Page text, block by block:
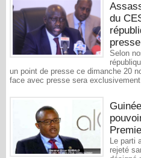
du
Selon
un point de presse ce dimanche 20
face avec presse sera
Le parti
rejeté